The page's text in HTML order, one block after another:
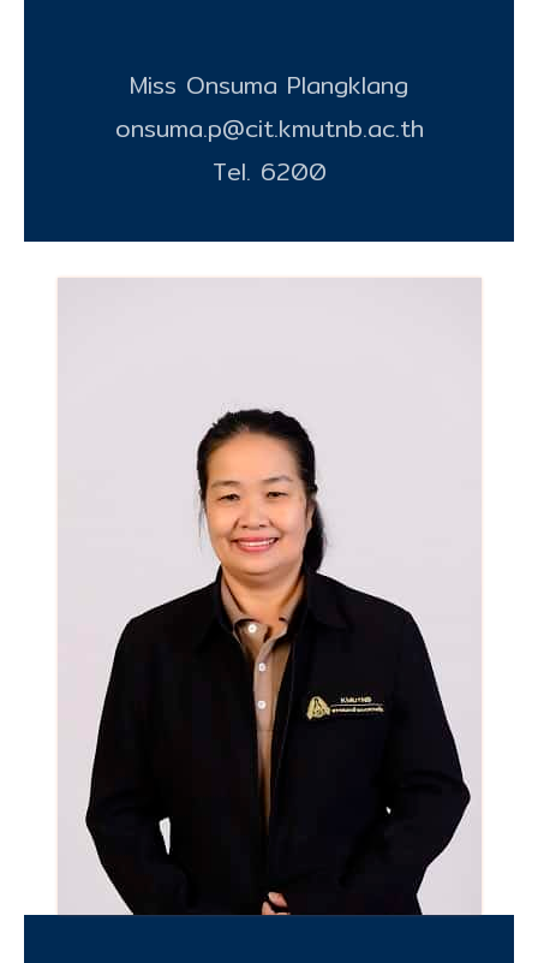
Miss Onsuma Plangklang
onsuma.p@cit.kmutnb.ac.th
Tel. 6200